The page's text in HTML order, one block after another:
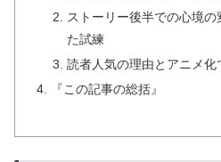
ストーリー後半での心境
た試練
読者人気の理由とアニメ化
『この記事の総括』